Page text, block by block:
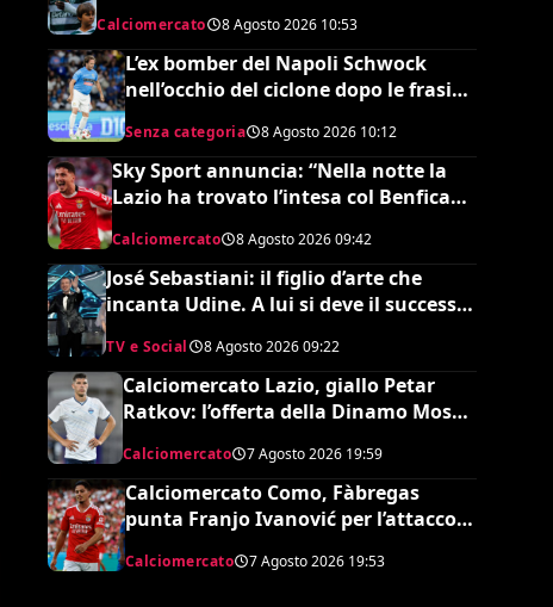
e dalla Serie A: lo strano caso di Issa
Doumbia
Calciomercato 8 Agosto 2026 10:53
L’ex bomber del Napoli Schwock
nell’occhio del ciclone dopo le frasi
shock su Mario Roggero
Senza categoria 8 Agosto 2026 10:12
Sky Sport annuncia: “Nella notte la
Lazio ha trovato l’intesa col Benfica
per Ivanovic. Si attende il sì del
giocatore”
Calciomercato 8 Agosto 2026 09:42
José Sebastiani: il figlio d’arte che
incanta Udine. A lui si deve il successo
debutto in Serie A
TV e Social 8 Agosto 202609:22
Calciomercato Lazio, giallo Petar
Ratkov: l’offerta della Dinamo Mosca
e la smentita dell’agente
Calciomercato 7 Agosto 2026 19:59
Calciomercato Como, Fàbregas
punta Franjo Ivanović per l’attacco:
il punto sulla trattativa
Calciomercato 7 Agosto 2026 19:53